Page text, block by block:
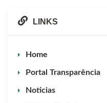
LINKS
Home
Portal Transparência
Noticias